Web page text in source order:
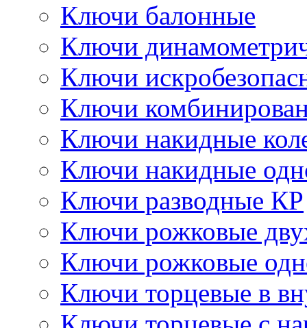
Ключи балонные
Ключи
Ключи
Ключи
Ключи накидные
Ключи накидные
Ключи разводные КР
Ключи рожковые
Ключи рожковые
Ключи торцевые в